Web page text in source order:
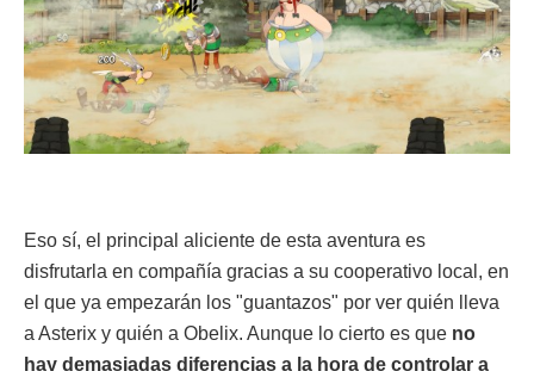
Eso sí, el principal aliciente de esta aventura es
disfrutarla en compañía gracias a su cooperativo local, en
el que ya empezarán los "guantazos" por ver quién lleva
a Asterix y quién a Obelix. Aunque lo cierto es que no
hay demasiadas diferencias a la hora de controlar a